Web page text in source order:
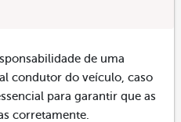
de uma
condutor do veículo, caso
para garantir que as
corretamente.